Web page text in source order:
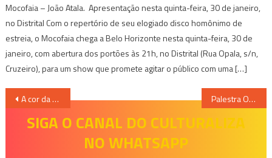
Mocofaia – João Atala. Apresentação nesta quinta-feira, 30 de janeiro,
no Distrital Com o repertório de seu elogiado disco homônimo de
estreia, o Mocofaia chega a Belo Horizonte nesta quinta-feira, 30 de
janeiro, com abertura dos portões às 21h, no Distrital (Rua Opala, s/n,
Cruzeiro), para um show que promete agitar o público com uma […]
Navegação
A cor da ternura – Geni Guimarães Palestra O legado de Darcy Ribeiro: literatura, cultura e diálogos latino-americanos, na Academia Mineira de Letras
SIGA O CANAL DO CULTURALIZA
NO WHATSAPP